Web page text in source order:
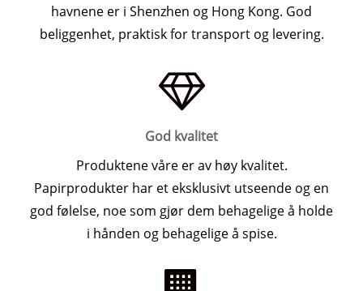
havnene er i Shenzhen og Hong Kong. God
beliggenhet, praktisk for transport og levering.
God kvalitet
Produktene våre er av høy kvalitet.
Papirprodukter har et eksklusivt utseende og en
god følelse, noe som gjør dem behagelige å holde
i hånden og behagelige å spise.